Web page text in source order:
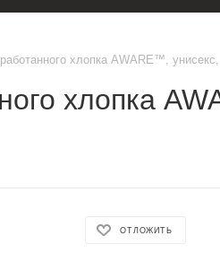
хлопка AWARE™, унисекс,
хлопка
ОТЛОЖИТЬ